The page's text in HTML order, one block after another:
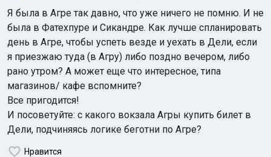
Я была в Агре так давно, что уже ничего не помню. И не
была в Фатехпуре и Сикандре. Как лучше спланировать
день в Агре, чтобы успеть везде и уехать в Дели, если
я приезжаю туда (в Агру) либо поздно вечером, либо
рано утром? А может еще что интересное, типа
магазинов/ кафе вспомните?
Все пригодится!
И посоветуйте: с какого вокзала Агры купить билет в
Дели, подчиняясь логике беготни по Агре?
Нравится